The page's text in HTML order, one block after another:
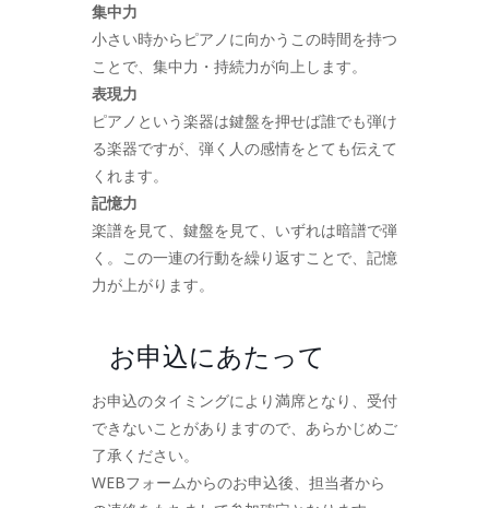
集中力
小さい時からピアノに向かうこの時間を持つ
ことで、集中力・持続力が向上します。
表現力
ピアノという楽器は鍵盤を押せば誰でも弾け
る楽器ですが、弾く人の感情をとても伝えて
くれます。
記憶力
楽譜を見て、鍵盤を見て、いずれは暗譜で弾
く。この一連の行動を繰り返すことで、記憶
力が上がります。
お申込にあたって
お申込のタイミングにより満席となり、受付
できないことがありますので、あらかじめご
了承ください。
WEBフォームからのお申込後、担当者から